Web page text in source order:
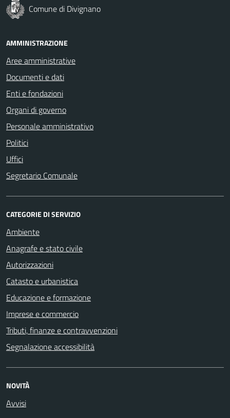
Comune di Divignano
AMMINISTRAZIONE
Aree amministrative
Documenti e dati
Enti e fondazioni
Organi di governo
Personale amministrativo
Politici
Uffici
Segretario Comunale
CATEGORIE DI SERVIZIO
Ambiente
Anagrafe e stato civile
Autorizzazioni
Catasto e urbanistica
Educazione e formazione
Imprese e commercio
Tributi, finanze e contravvenzioni
Segnalazione accessibilità
NOVITÀ
Avvisi